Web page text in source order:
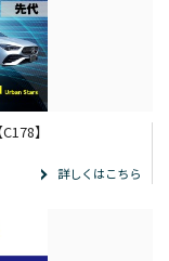
】
詳しくはこちら